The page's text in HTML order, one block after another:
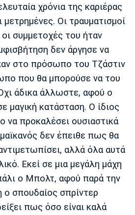
χρόνια της καριέρας
μετρημένες. Οι τραυματισμοί
συμμετοχές του ήταν
δεν άργησε να
στο πρόσωπο του Τζάστιν
που θα μπορούσε να του
άδικα άλλωστε, αφού ο
μαγική κατάσταση. Ο ίδιος
να προκαλέσει ουσιαστικά
δεν έπειθε πως θα
αλλά όλα αυτά
Εκεί σε μια μεγάλη μάχη
ο Μπολτ, αφού παρά την
ο σπουδαίος σπρίντερ
πως όσο είναι καλά